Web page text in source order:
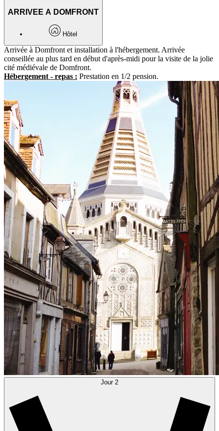
ARRIVEE A DOMFRONT
Hôtel
Arrivée à Domfront et installation à l'hébergement. Arrivée
conseillée au plus tard en début d'après-midi pour la visite de la jolie
cité médiévale de Domfront.
Hébergement - repas : Prestation en 1/2 pension.
Jour 2